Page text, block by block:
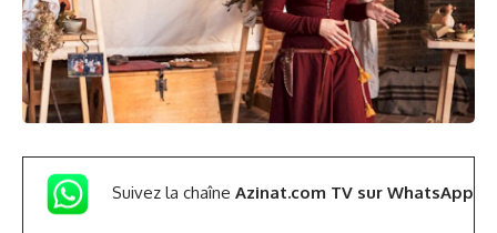
Suivez la chaîne Azinat.com TV sur WhatsApp